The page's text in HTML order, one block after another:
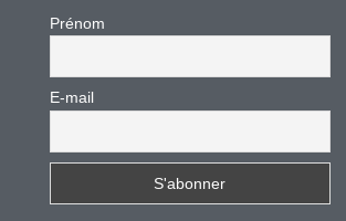
Prénom
E-mail